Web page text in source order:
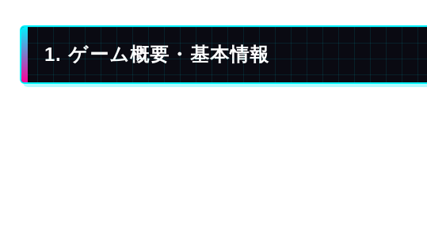
1. ゲーム概要・基本情報